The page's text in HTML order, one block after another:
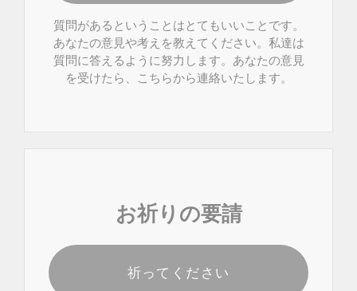
質問があるということはとてもいいことです。
あなたの意見や考えを教えてください。私達は
質問に答えるように努力します。あなたの意見
を受けたら、こちらから連絡いたします。
お祈りの要請
祈ってください